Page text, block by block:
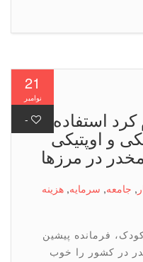
-
در مرزها
,سرمایه,هزینه
پیشین
را خوب